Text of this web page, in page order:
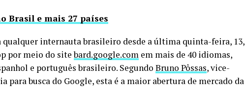
Brasil e mais 27 países
qualquer internauta brasileiro desde a última quinta-feira, 13,
por meio do sitebard.google.com em mais de 40 idiomas,
e português brasileiro. Segundo Bruno Pôssas, vice-
para busca do Google, esta é a maior abertura de mercado da